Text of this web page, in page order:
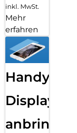
inkl. MwSt.
Mehr
erfahren
Handy
Displayfolie
anbringen